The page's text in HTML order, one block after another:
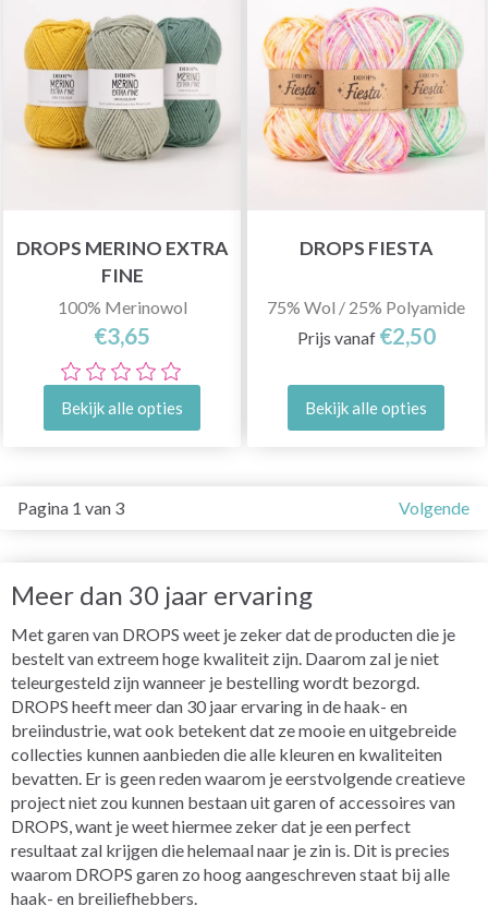
DROPS MERINO EXTRA
FINE
100% Merinowol
€3,65
Bekijk alle opties
DROPS FIESTA
75% Wol / 25% Polyamide
Prijs vanaf €2,50
Bekijk alle opties
Pagina 1 van 3 Volgende
Meer dan 30 jaar ervaring
Met garen van DROPS weet je zeker dat de producten die je
bestelt van extreem hoge kwaliteit zijn. Daarom zal je niet
teleurgesteld zijn wanneer je bestelling wordt bezorgd.
DROPS heeft meer dan 30 jaar ervaring in de haak- en
breiindustrie, wat ook betekent dat ze mooie en uitgebreide
collecties kunnen aanbieden die alle kleuren en kwaliteiten
bevatten. Er is geen reden waarom je eerstvolgende creatieve
project niet zou kunnen bestaan uit garen of accessoires van
DROPS, want je weet hiermee zeker dat je een perfect
resultaat zal krijgen die helemaal naar je zin is. Dit is precies
waarom DROPS garen zo hoog aangeschreven staat bij alle
haak- en breiliefhebbers.